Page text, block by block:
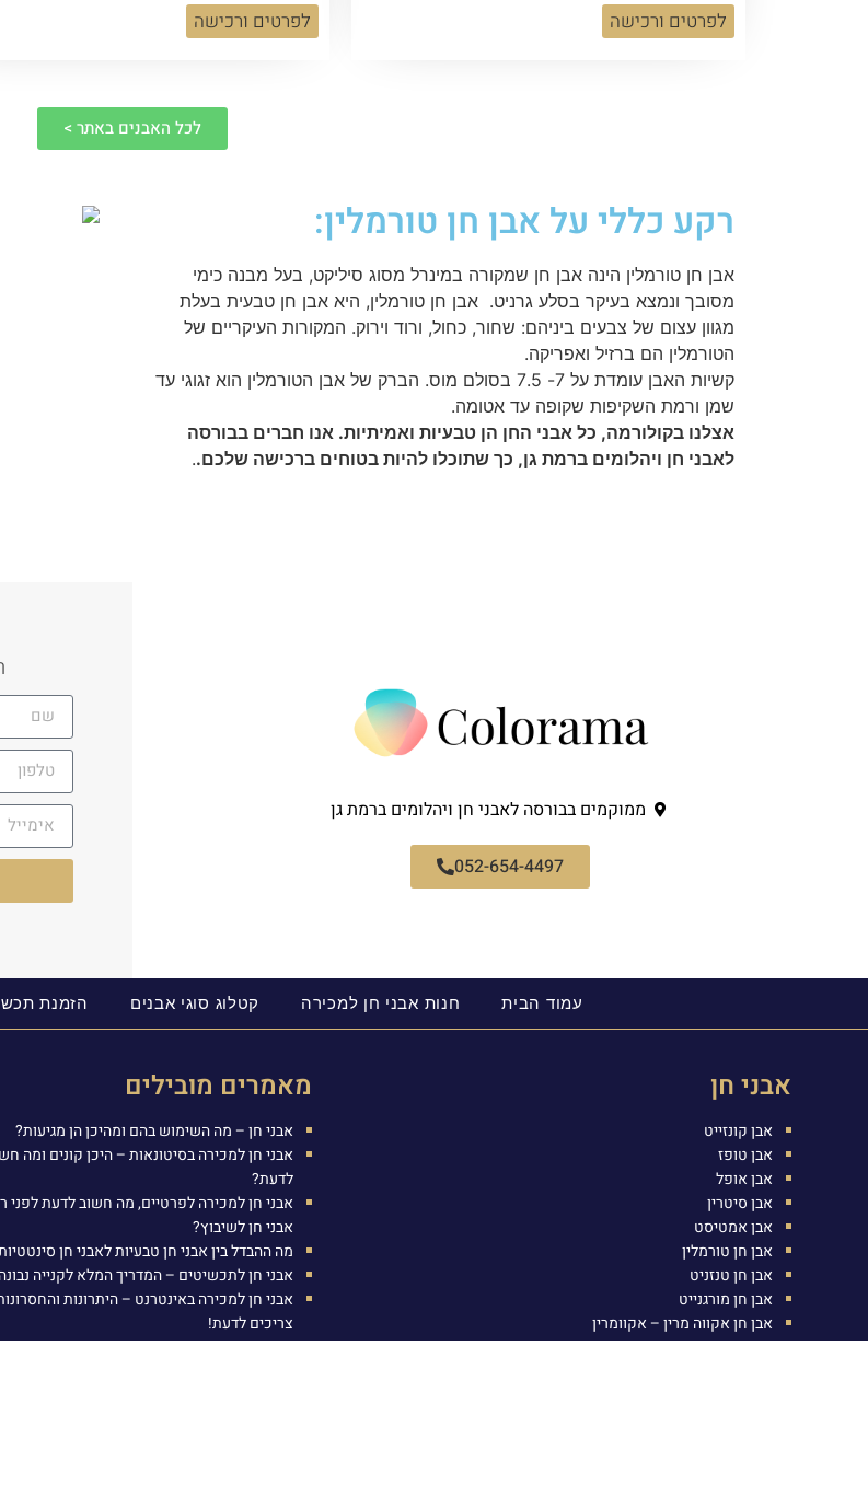
לפרטים ורכישה לפרטים ורכישה
לכל האבנים באתר >
רקע כללי על אבן חן טורמלין:
אבן חן טורמלין הינה אבן חן שמקורה במינרל מסוג סיליקט, בעל מבנה כימי
מסובך ונמצא בעיקר בסלע גרניט. אבן חן טורמלין, היא אבן חן טבעית בעלת
מגוון עצום של צבעים ביניהם: שחור, כחול, ורוד וירוק. המקורות העיקריים של
הטורמלין הם ברזיל ואפריקה.
קשיות האבן עומדת על 7- 7.5 בסולם מוס. הברק של אבן הטורמלין הוא זגוגי עד
שמן ורמת השקיפות שקופה עד אטומה.
אצלנו בקולורמה, כל אבני החן הן טבעיות ואמיתיות. אנו חברים בבורסה
לאבני חן ויהלומים ברמת גן, כך שתוכלו להיות בטוחים ברכישה שלכם..
ממוקמים בבורסה לאבני חן ויהלומים ברמת גן
052-654-4497
עמוד הבית חנות אבני חן למכירה קטלוג סוגי אבנים הזמנת
אבני חן
אבן קונזייט
אבן טופז
אבן אופל
אבן סיטרין
אבן אמטיסט
אבן חן טורמלין
אבן חן טנזניט
אבן חן מורגנייט
אבן חן אקווה מרין – אקוומרין
אבן אמרלד
מאמרים מובילים
אבני חן – מה השימוש בהם ומהיכן הן מגיעות?
אבני חן למכירה בסיטונאות – היכן קונים ומה
לדעת?
אבני חן למכירה לפרטיים, מה חשוב לדעת לפני
אבני חן לשיבוץ?
מה ההבדל בין אבני חן טבעיות לאבני חן
אבני חן לתכשיטים – המדריך המלא לקנייה
אבני חן למכירה באינטרנט – היתרונות
צריכים לדעת!
אבני חן לפי מזלות | אבני חן סגולות | אבני חן